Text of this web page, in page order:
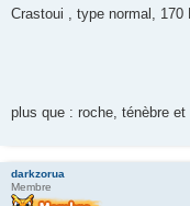
Crastoui , type normal, 170
plus que : roche, ténèbre
darkzorua
Membre